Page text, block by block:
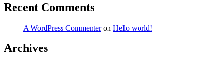
Recent Comments
A WordPress Commenteron Hello world!
Archives